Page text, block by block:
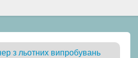
з льотних випробувань